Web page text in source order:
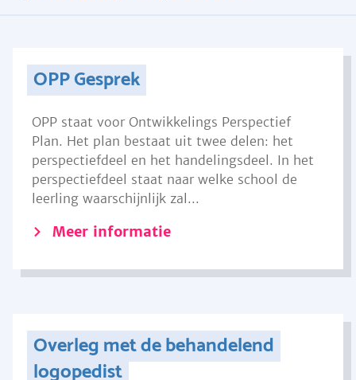
OPP Gesprek
OPP staat voor Ontwikkelings Perspectief
Plan. Het plan bestaat uit twee delen: het
perspectiefdeel en het handelingsdeel. In het
perspectiefdeel staat naar welke school de
leerling waarschijnlijk zal...
Meer informatie
Overleg met de behandelend
logopedist